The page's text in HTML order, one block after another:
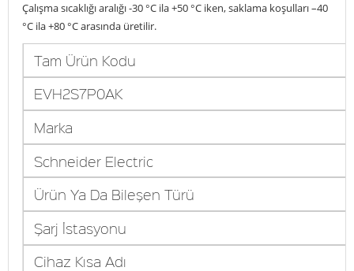
Çalışma sıcaklığı aralığı -30 °C ila +50 °C iken, saklama koşulları –40
°C ila +80 °C arasında üretilir.
Tam Ürün Kodu
EVH2S7P0AK
Marka
Schneider Electric
Ürün Ya Da Bileşen Türü
Şarj İstasyonu
Cihaz Kısa Adı